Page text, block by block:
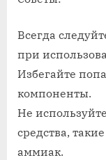
Всегда
при
Избегайте
компоненты.
Не
средства,
аммиак.